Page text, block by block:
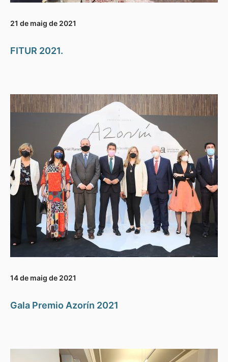
21 de maig de 2021
FITUR 2021.
14 de maig de 2021
Gala Premio Azorín 2021